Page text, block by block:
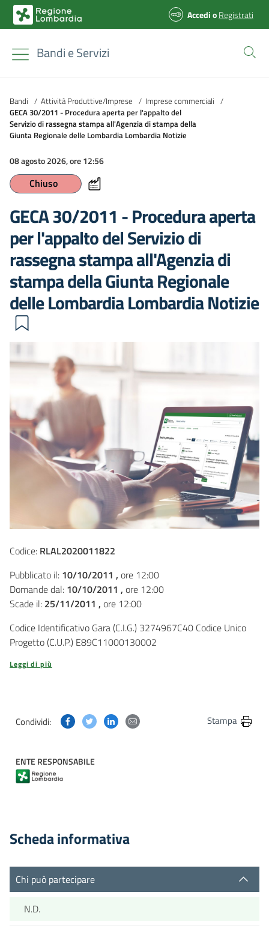
AccedioRegistrati
Bandi e Servizi
Bandi / Attività Produttive/Imprese / Imprese commerciali /
GECA 30/2011 - Procedura aperta per l'appalto del
Servizio di rassegna stampa all'Agenzia di stampa della
Giunta Regionale delle Lombardia Lombardia Notizie
08 agosto 2026, ore 12:56
Chiuso
GECA 30/2011 - Procedura aperta
per l'appalto del Servizio di
rassegna stampa all'Agenzia di
stampa della Giunta Regionale
delle Lombardia Lombardia Notizie
Codice: RLAL2020011822
Pubblicato il: 10/10/2011 , ore 12:00
Domande dal: 10/10/2011 , ore 12:00
Scade il: 25/11/2011 , ore 12:00
Codice Identificativo Gara (C.I.G.) 3274967C40 Codice Unico
Progetto (C.U.P.) E89C11000130002
Leggi di più
Condividi: Condividi questa pagina su Facebook
Condividi questa pagina su Twitter
Condividi questa pagina su Linkedin
Condividi questa pagina via
Stampa
ENTE RESPONSABILE
Scheda informativa
Chi può partecipare
N.D.